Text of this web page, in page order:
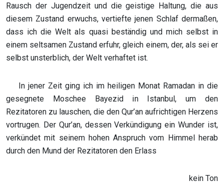
Rausch der Jugendzeit und die geistige Haltung, die aus
diesem Zustand erwuchs, vertiefte jenen Schlaf dermaßen,
dass ich die Welt als quasi beständig und mich selbst in
einem seltsamen Zustand erfuhr, gleich einem, der, als sei er
selbst unsterblich, der Welt verhaftet ist.
In jener Zeit ging ich im heiligen Monat Ramadan in die
gesegnete Moschee Bayezid in Istanbul, um den
Rezitatoren zu lauschen, die den Qur’an aufrichtigen Herzens
vortrugen. Der Qur’an, dessen Verkündigung ein Wunder ist,
verkündet mit seinem hohen Anspruch vom Himmel herab
durch den Mund der Rezitatoren den Erlass
kein Ton